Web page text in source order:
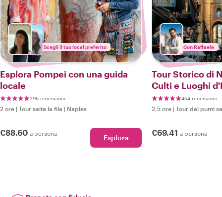
Scegli il tuo local preferito
Esplora Pompei con una guida
locale
296 recensioni
2 ore | Tour salta la fila | Naples
€88.60 a persona Esplora
Con Raffaele
Tour Storico di
Culti e Luoghi
464 recensioni
2,5 ore | Tour dei punti
€69.41 a persona